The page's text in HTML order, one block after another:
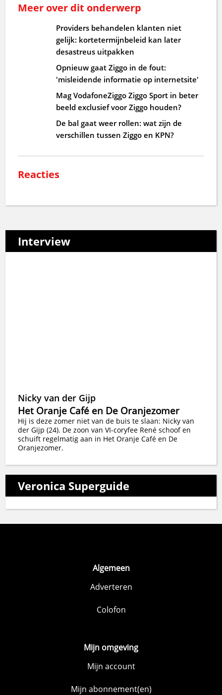
Meer over dit onderwerp
Providers behandelen klanten niet
gelijk: kortetermijnbeleid kan later
desastreus uitpakken
Opnieuw gaat Ziggo in de fout:
'misleidende informatie op internetsite'
Mag VodafoneZiggo Ziggo Sport in beter
beeld exclusief voor Ziggo houden?
De bal gaat weer rollen: wat zijn de
verschillen tussen Ziggo en KPN?
Reacties
Interview
Nicky van der Gijp
Het Oranje Café en De Oranjezomer
Hij is deze zomer niet van de buis te slaan: Nicky van
der Gijp (24). De zoon van VI-coryfee René schoof en
schuift regelmatig aan in Het Oranje Café en De
Oranjezomer.
Veronica Superguide
Algemeen
Adverteren
Colofon
Mijn omgeving
Mijn account
Mijn abonnement(en)